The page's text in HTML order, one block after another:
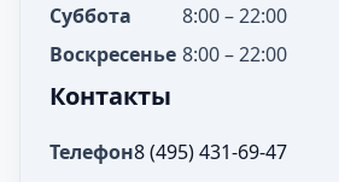
Суббота
8:00 – 22:00
Воскресенье 8:00 – 22:00
Контакты
Телефон8 (495) 431-69-47